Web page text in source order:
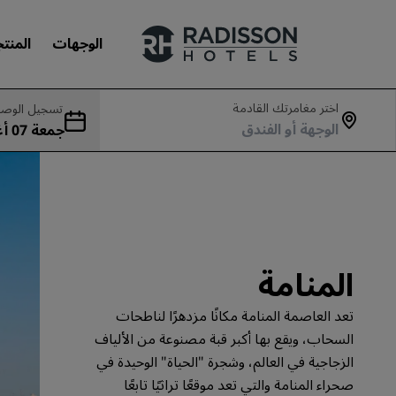
الوجهات
علاماتنا التجارية
اختر مغامرتك القادمة
تسجيل
بت 08 أغسطس
المنامة
تعد العاصمة المنامة مكانًا مزدهرًا لناطحات
السحاب، ويقع بها أكبر قبة مصنوعة من الألياف
الزجاجية في العالم، وشجرة "الحياة" الوحيدة في
صحراء المنامة والتي تعد موقعًا تراثيًا تابعًا